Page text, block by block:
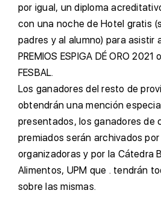
por igual, un diploma
con una noche de Hotel gratis
padres y al alumno) para asistir
PREMIOS ESPIGA DÉ ORO
FESBAL.
Los ganadores del resto de
obtendrán una mención
presentados, los ganadores de
premiados serán archivados
organizadoras y por la Cátedra
Alimentos, UPM que . tendrán
sobre las mismas.